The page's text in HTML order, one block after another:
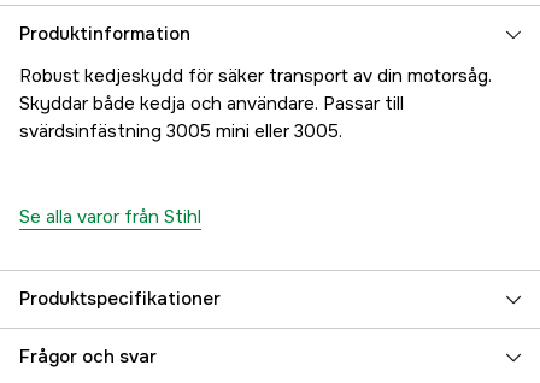
Produktinformation
Robust kedjeskydd för säker transport av din motorsåg.
Skyddar både kedja och användare. Passar till
svärdsinfästning 3005 mini eller 3005.
Se alla varor från Stihl
Produktspecifikationer
Global Garanti yes
Frågor och svar